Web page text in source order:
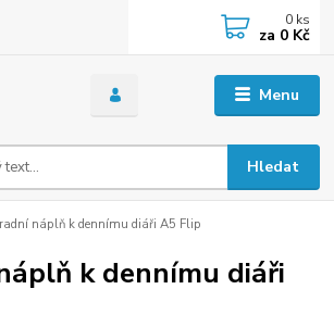
Menu
Hledat
0 ks
za 0 Kč
náplň k dennímu diáři A5 Flip
k dennímu diáři